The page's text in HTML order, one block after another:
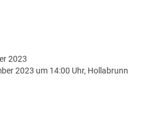
KLEINKINDBETREUUNG
2023
2023 um 14:00 Uhr, Hollabrunn